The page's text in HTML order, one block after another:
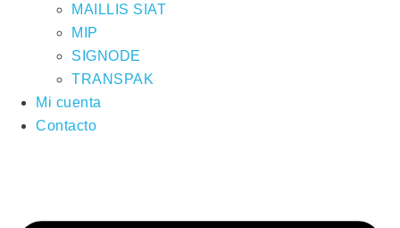
MAILLIS SIAT
MIP
SIGNODE
TRANSPAK
Mi cuenta
Contacto